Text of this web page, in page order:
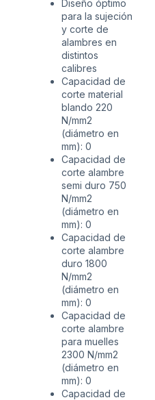
Diseño óptimo
para la sujeción
y corte de
alambres en
distintos
calibres
Capacidad de
corte material
blando 220
N/mm2
(diámetro en
mm): 0
Capacidad de
corte alambre
semi duro 750
N/mm2
(diámetro en
mm): 0
Capacidad de
corte alambre
duro 1800
N/mm2
(diámetro en
mm): 0
Capacidad de
corte alambre
para muelles
2300 N/mm2
(diámetro en
mm): 0
Capacidad de